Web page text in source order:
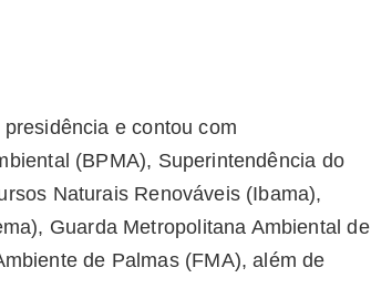
e contou com
(BPMA), Superintendência do
Naturais Renováveis (Ibama),
Guarda Metropolitana Ambiental de
de Palmas (FMA), além de